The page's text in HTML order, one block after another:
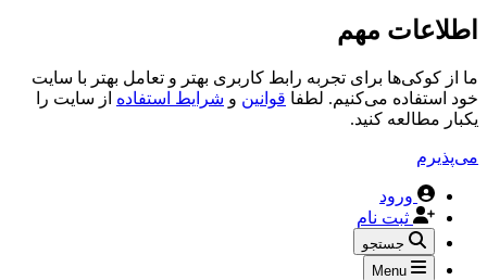
اطلاعات مهم
ما از کوکی‌ها برای تجربه رابط کاربری بهتر و تعامل بهتر با سایت
خود استفاده می‌کنیم. لطفا قوانین و شرایط استفاده از سایت را
یکبار مطالعه کنید.
می‌پذیرم
ورود
ثبت نام
جستجو
Menu